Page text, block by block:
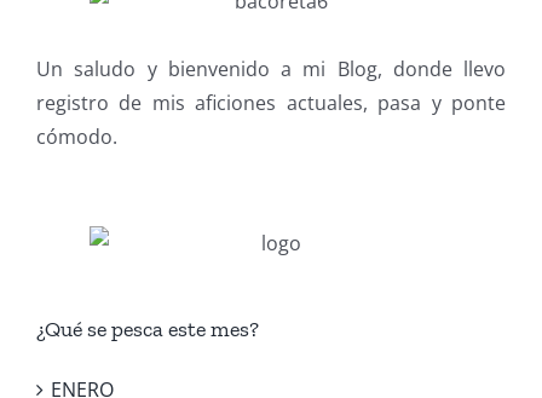
Un saludo y bienvenido a mi Blog, donde llevo
registro de mis aficiones actuales, pasa y ponte
cómodo.
¿Qué se pesca este mes?
ENERO